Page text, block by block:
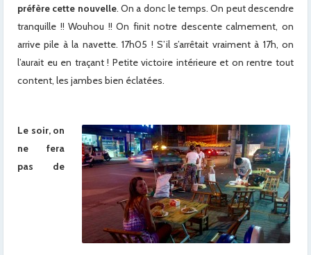
préfère cette nouvelle. On a donc le temps. On peut descendre
tranquille !! Wouhou !! On finit notre descente calmement, on
arrive pile à la navette. 17h05 ! S’il s’arrêtait vraiment à 17h, on
l’aurait eu en traçant ! Petite victoire intérieure et on rentre tout
content, les jambes bien éclatées.
Le soir, on
ne fera
pas de